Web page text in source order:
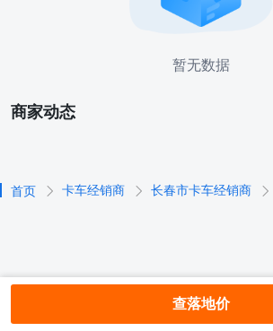
暂无数据
商家动态
首页 卡车经销商 长春市卡车经销商
查落地价